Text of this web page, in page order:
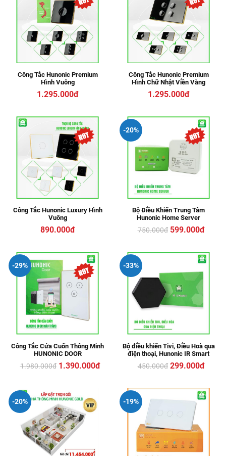
Công Tắc Hunonic Premium
Hình Vuông
1.295.000đ
Công Tắc Hunonic Premium
Hình Chữ Nhật Viền Vàng
1.295.000đ
Công Tắc Hunonic Luxury Hình
Vuông
890.000đ
-20%
Bộ Điều Khiển Trung Tâm
Hunonic Home Server
750.000đ 599.000đ
-29%
Công Tắc Cửa Cuốn Thông Minh
HUNONIC DOOR
1.980.000đ 1.390.000đ
-33%
Bộ điều khiển Tivi, Điều Hoà qua
điện thoại, Hunonic IR Smart
450.000đ 299.000đ
-20% -19%